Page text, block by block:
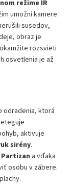
režime IR
umožní kamere
susedov,
obraz je
rozsvieti
osvetlenia je až
odradenia, ktorá
aktivuje
sirény.
Partizan a vďaka
osobu v zábere.